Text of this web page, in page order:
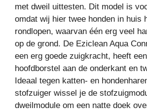
met dweil uittesten. Dit model is
omdat wij hier twee honden in huis
rondlopen, waarvan één erg veel
op de grond. De Eziclean Aqua
een erg goede zuigkracht, heeft
hoofdborstel aan de onderkant en
Ideaal tegen katten- en
stofzuiger wissel je de
dweilmodule om een natte doek